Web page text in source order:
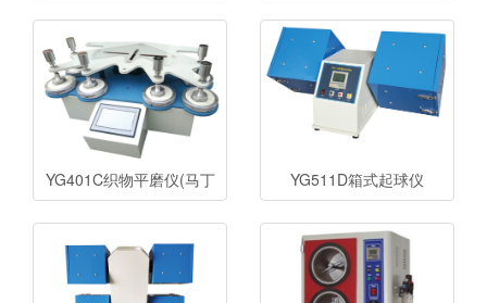
YG401C织物平磨仪(马丁
YG511D箱式起球仪